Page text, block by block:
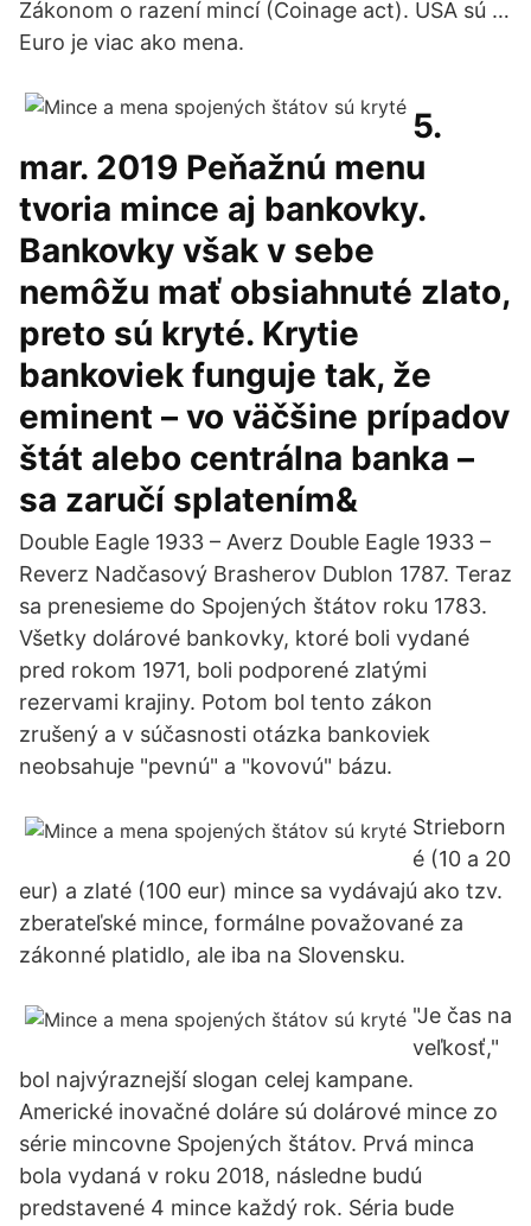
Zákonom o razení mincí (Coinage act). USA sú …
Euro je viac ako mena.
5.
mar. 2019 Peňažnú menu
tvoria mince aj bankovky.
Bankovky však v sebe
nemôžu mať obsiahnuté zlato,
preto sú kryté. Krytie
bankoviek funguje tak, že
eminent – vo väčšine prípadov
štát alebo centrálna banka –
sa zaručí splatením&
Double Eagle 1933 – Averz Double Eagle 1933 –
Reverz Nadčasový Brasherov Dublon 1787. Teraz
sa prenesieme do Spojených štátov roku 1783.
Všetky dolárové bankovky, ktoré boli vydané
pred rokom 1971, boli podporené zlatými
rezervami krajiny. Potom bol tento zákon
zrušený a v súčasnosti otázka bankoviek
neobsahuje "pevnú" a "kovovú" bázu.
Strieborn
é (10 a 20
eur) a zlaté (100 eur) mince sa vydávajú ako tzv.
zberateľské mince, formálne považované za
zákonné platidlo, ale iba na Slovensku.
"Je čas na
veľkosť,"
bol najvýraznejší slogan celej kampane.
Americké inovačné doláre sú dolárové mince zo
série mincovne Spojených štátov. Prvá minca
bola vydaná v roku 2018, následne budú
predstavené 4 mince každý rok. Séria bude